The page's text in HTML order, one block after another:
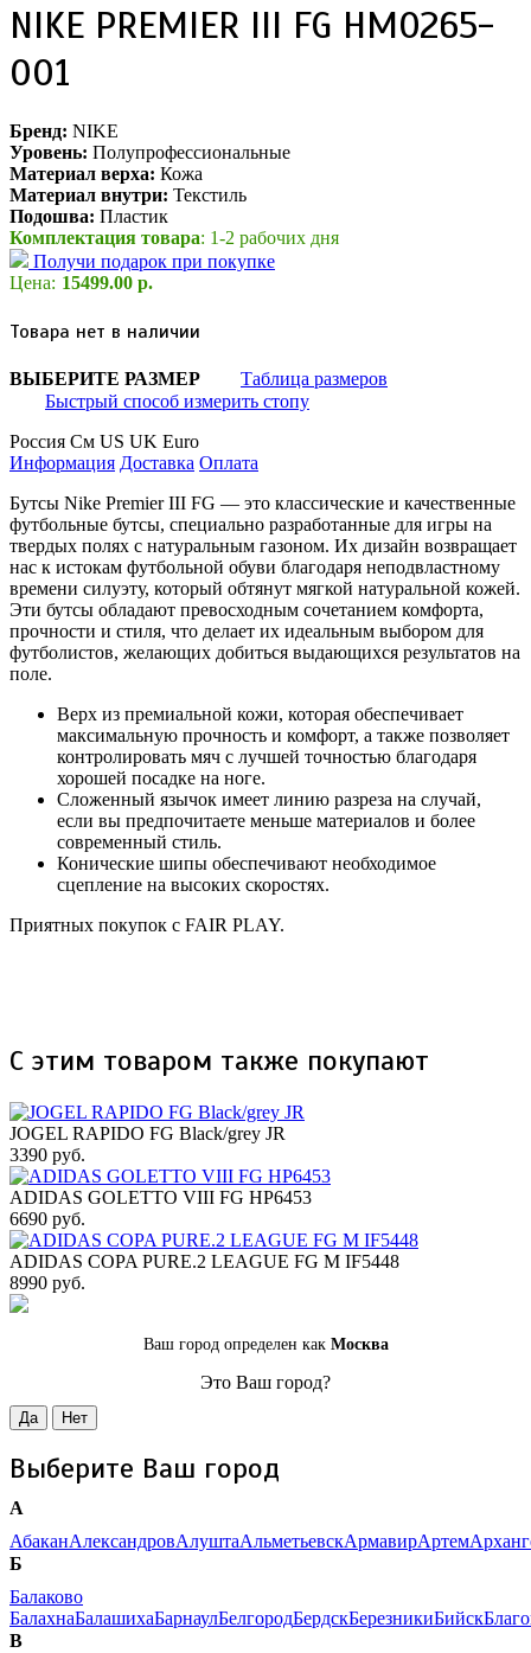
NIKE PREMIER III FG HM0265-
001
Бренд: NIKE
Уровень: Полупрофессиональные
Материал верха: Кожа
Материал внутри: Текстиль
Подошва: Пластик
Комплектация товара: 1-2 рабочих дня
Получи подарок при покупке
Цена: 15499.00 р.
Товара нет в наличии
ВЫБЕРИТЕ РАЗМЕР
Таблица размеров
Быстрый способ измерить стопу
Россия См US UK Euro
Информация Доставка Оплата
Бутсы Nike Premier III FG — это классические и качественные
футбольные бутсы, специально разработанные для игры на
твердых полях с натуральным газоном. Их дизайн возвращает
нас к истокам футбольной обуви благодаря неподвластному
времени силуэту, который обтянут мягкой натуральной кожей.
Эти бутсы обладают превосходным сочетанием комфорта,
прочности и стиля, что делает их идеальным выбором для
футболистов, желающих добиться выдающихся результатов на
поле.
Верх из премиальной кожи, которая обеспечивает
максимальную прочность и комфорт, а также позволяет
контролировать мяч с лучшей точностью благодаря
хорошей посадке на ноге.
Сложенный язычок имеет линию разреза на случай,
если вы предпочитаете меньше материалов и более
современный стиль.
Конические шипы обеспечивают необходимое
сцепление на высоких скоростях.
Приятных покупок с FAIR PLAY.
С этим товаром также покупают
JOGEL RAPIDO FG Black/grey JR
3390 руб.
ADIDAS GOLETTO VIII FG HP6453
6690 руб.
ADIDAS COPA PURE.2 LEAGUE FG M IF5448
8990 руб.
Ваш город определен как Москва
Это Ваш город?
Да Нет
Выберите Ваш город
А
АбаканАлександровАлуштаАльметьевскАрмавирАртем
Б
Балаково
БалахнаБалашихаБарнаулБелгородБердскБерезникиБийск
В